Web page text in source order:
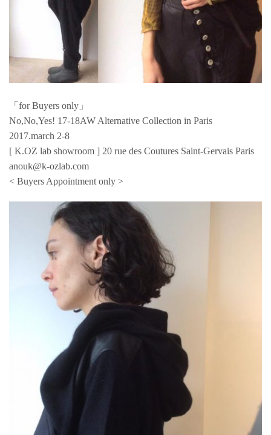
「for Buyers only」
No,No,Yes! 17-18AW Alternative Collection in Paris
2017.march 2-8
[ K.OZ lab showroom ] 20 rue des Coutures Saint-Gervais Paris
anouk@k-ozlab.com
< Buyers Appointment only >